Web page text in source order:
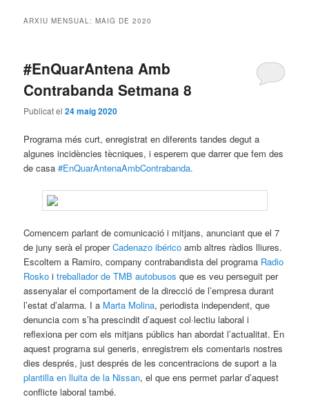
ARXIU MENSUAL:MAIG DE 2020
#EnQuarAntena Amb
Contrabanda Setmana 8
Publicat el24 maig 2020
Programa més curt, enregistrat en diferents tandes degut a
algunes incidències tècniques, i esperem que darrer que fem des
de casa#EnQuarAntenaAmbContrabanda.
Comencem parlant de comunicació i mitjans, anunciant que el 7
de juny serà el properCadenazo ibérico amb altres ràdios lliures.
Escoltem a Ramiro, company contrabandista del programa Radio
Rosko itreballador de TMB autobusos que es veu perseguit per
assenyalar el comportament de la direcció de l’empresa durant
l’estat d’alarma. I a Marta Molina, periodista independent, que
denuncia com s’ha prescindit d’aquest col·lectiu laboral i
reflexiona per com els mitjans públics han abordat l’actualitat. En
aquest programa sui generis, enregistrem els comentaris nostres
dies després, just després de les concentracions de suport a la
plantilla en lluita de la Nissan, el que ens permet parlar d’aquest
conflicte laboral també.